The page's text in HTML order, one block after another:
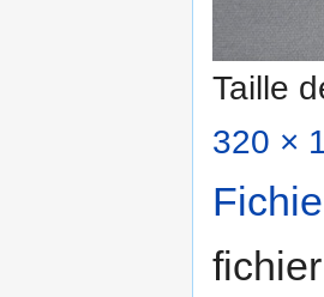
Taille
320 ×